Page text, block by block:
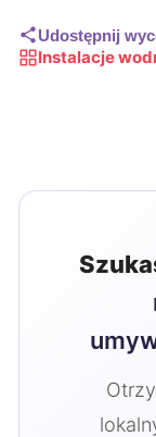
Udostępnij
Instalacje